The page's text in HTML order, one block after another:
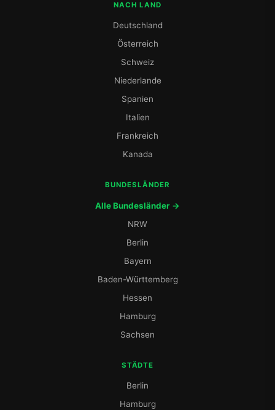
NACH LAND
Deutschland
Österreich
Schweiz
Niederlande
Spanien
Italien
Frankreich
Kanada
BUNDESLÄNDER
Alle Bundesländer →
NRW
Berlin
Bayern
Baden-Württemberg
Hessen
Hamburg
Sachsen
STÄDTE
Berlin
Hamburg